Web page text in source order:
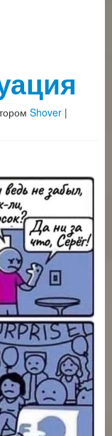
Shover |